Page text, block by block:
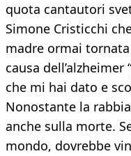
quota cantautori
Simone Cristicchi
madre ormai
causa
che mi hai dato e
Nonostante la
anche sulla morte.
mondo, dovrebbe